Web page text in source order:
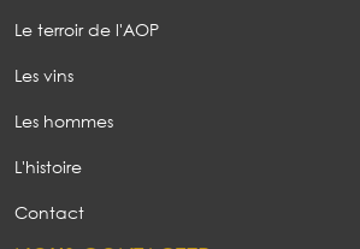
Le terroir de l'AOP
Les vins
Les hommes
L'histoire
Contact